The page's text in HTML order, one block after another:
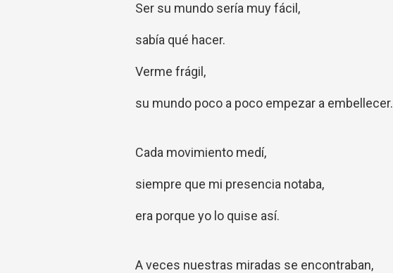
Ser su mundo sería muy fácil,
sabía qué hacer.
Verme frágil,
su mundo poco a poco empezar a embellecer.
Cada movimiento medí,
siempre que mi presencia notaba,
era porque yo lo quise así.
A veces nuestras miradas se encontraban,